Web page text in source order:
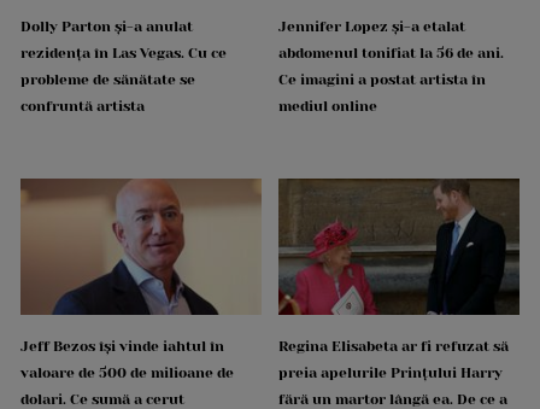
Dolly Parton și-a anulat
rezidența în Las Vegas. Cu ce
probleme de sănătate se
confruntă artista
Jennifer Lopez și-a etalat
abdomenul tonifiat la 56 de ani.
Ce imagini a postat artista în
mediul online
Jeff Bezos își vinde iahtul în
valoare de 500 de milioane de
dolari. Ce sumă a cerut
Regina Elisabeta ar fi refuzat să
preia apelurile Prințului Harry
fără un martor lângă ea. De ce a